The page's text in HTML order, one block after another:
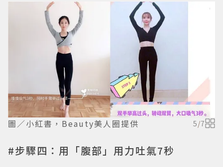
圖／小紅書，Beauty美人圈提供 5/7
#步驟四：用「腹部」用力吐氣7秒